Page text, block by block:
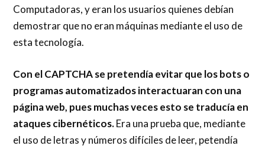
Computadoras, y eran los usuarios quienes debían
demostrar que no eran máquinas mediante el uso de
esta tecnología.
Con el CAPTCHA se pretendía evitar que los bots o
programas automatizados interactuaran con una
página web, pues muchas veces esto se traducía en
ataques cibernéticos.Era una prueba que, mediante
el uso de letras y números difíciles de leer, petendía